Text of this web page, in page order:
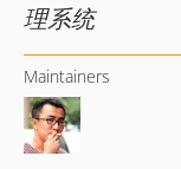
理系统
Maintainers